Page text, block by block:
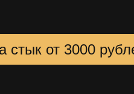
стык от 3000